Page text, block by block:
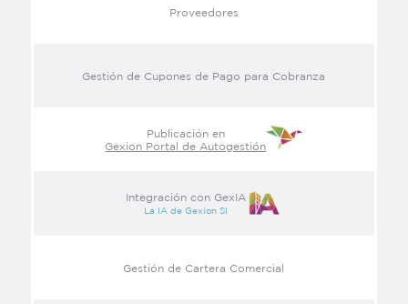
Proveedores
Gestión de Cupones de Pago para Cobranza
Publicación en
Gexion Portal de Autogestión
Integración con GexIA
La IA de Gexion SI
Gestión de Cartera Comercial